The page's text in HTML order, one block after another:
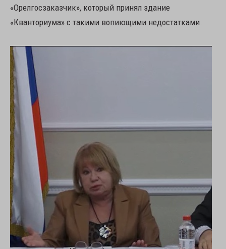
«Орелгосзаказчик», который принял здание
«Кванториума» с такими вопиющими недостатками.